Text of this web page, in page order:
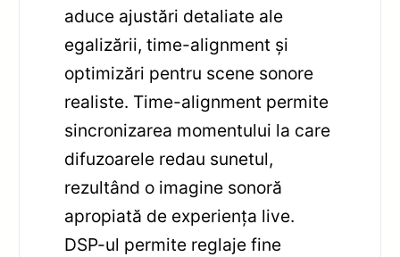
aduce ajustări detaliate ale
egalizării, time-alignment și
optimizări pentru scene sonore
realiste. Time-alignment permite
sincronizarea momentului la care
difuzoarele redau sunetul,
rezultând o imagine sonoră
apropiată de experiența live.
DSP-ul permite reglaje fine